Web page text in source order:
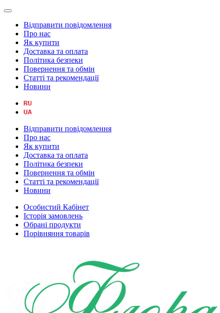
Відправити повідомлення
Про нас
Як купити
Доставка та оплата
Політика безпеки
Повернення та обмін
Статті та рекомендації
Новини
Відправити повідомлення
Про нас
Як купити
Доставка та оплата
Політика безпеки
Повернення та обмін
Статті та рекомендації
Новини
Особистий Кабінет
Історія замовлень
Обрані продукти
Порівняння товарів